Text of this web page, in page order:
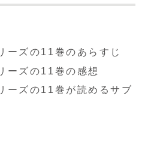
ーズの11巻のあらすじ
ーズの11巻の感想
ーズの11巻が読めるサブ